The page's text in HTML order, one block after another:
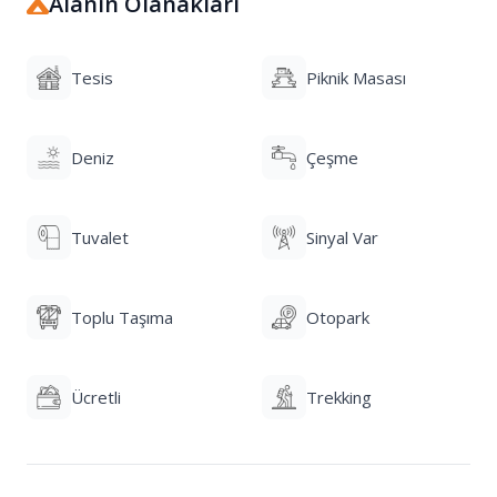
sporları, fotoğrafçılık ve yıldız gözlemi gibi birçok
misafirlerine ücretsiz kahvaltı, Wi-Fi erişimi, 24 saat
gibi temel olanakların yanı sıra, temiz tuvaletler,
hidromasajlı duşlar, elektrik ve sıcak su gibi modern
kamp yapma imkanı sunarken, aynı zamanda
alternatifleri de sağlamaktadır.
Tesis Piknik Masası
Deniz Çeşme
Tuvalet Sinyal Var
Toplu Taşıma Otopark
Ücretli Trekking